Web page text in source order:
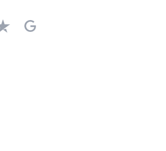
Google Business Profile